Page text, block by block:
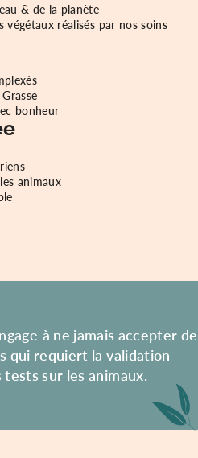
& de la planète
végétaux réalisés par nos soins
bonheur
animaux
à ne jamais accepter de
qui requiert la validation
tests sur les animaux.